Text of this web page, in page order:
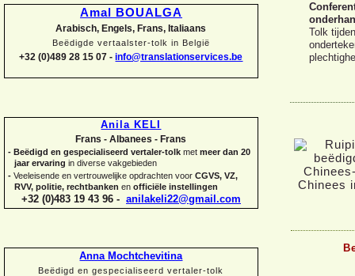
Amal BOUALGA
Arabisch, Engels, Frans, Italiaans
Beëdigde vertaalster-tolk in België
+32 (0)489 28 15 07 - info@translationservices.be
Anila KELI
Frans - Albanees - Frans
- Beëdigd en gespecialiseerd vertaler-tolk met meer dan 20
jaar ervaring in diverse vakgebieden
- Veeleisende en vertrouwelijke opdrachten voor CGVS, VZ,
RVV, politie, rechtbanken en officiële instellingen
+32 (0)483 19 43 96 - anilakeli22@gmail.com
Anna Mochtchevitina
Beëdigd en gespecialiseerd vertaler-tolk
Tolk